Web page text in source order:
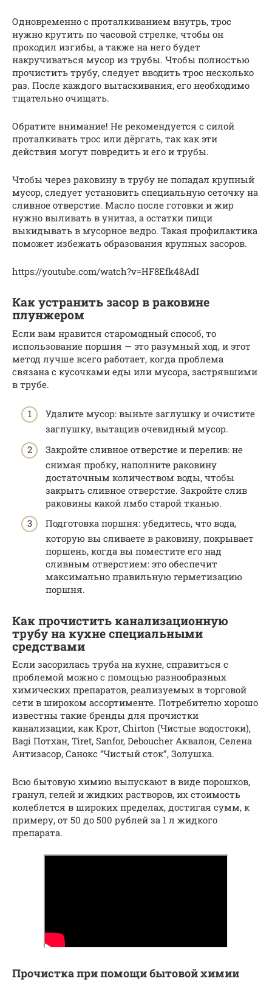
Одновременно с проталкиванием внутрь, трос
нужно крутить по часовой стрелке, чтобы он
проходил изгибы, а также на него будет
накручиваться мусор из трубы. Чтобы полностью
прочистить трубу, следует вводить трос несколько
раз. После каждого вытаскивания, его необходимо
тщательно очищать.
Обратите внимание! Не рекомендуется с силой
проталкивать трос или дёргать, так как эти
действия могут повредить и его и трубы.
Чтобы через раковину в трубу не попадал крупный
мусор, следует установить специальную сеточку на
сливное отверстие. Масло после готовки и жир
нужно выливать в унитаз, а остатки пищи
выкидывать в мусорное ведро. Такая профилактика
поможет избежать образования крупных засоров.
https://youtube.com/watch?v=HF8Efk48AdI
Как устранить засор в раковине
плунжером
Если вам нравится старомодный способ, то
использование поршня — это разумный ход, и этот
метод лучше всего работает, когда проблема
связана с кусочками еды или мусора, застрявшими
в трубе.
Удалите мусор: выньте заглушку и очистите
заглушку, вытащив очевидный мусор.
Закройте сливное отверстие и перелив: не
снимая пробку, наполните раковину
достаточным количеством воды, чтобы
закрыть сливное отверстие. Закройте слив
раковины какой лмбо старой тканью.
Подготовка поршня: убедитесь, что вода,
которую вы сливаете в раковину, покрывает
поршень, когда вы поместите его над
сливным отверстием: это обеспечит
максимально правильную герметизацию
поршня.
Как прочистить канализационную
трубу на кухне специальными
средствами
Если засорилась труба на кухне, справиться с
проблемой можно с помощью разнообразных
химических препаратов, реализуемых в торговой
сети в широком ассортименте. Потребителю хорошо
известны такие бренды для прочистки
канализации, как Крот, Chirton (Чистые водостоки),
Bagi Потхан, Tiret, Sanfor, Deboucher Аквалон, Селена
Антизасор, Санокс “Чистый сток”, Золушка.
Всю бытовую химию выпускают в виде порошков,
гранул, гелей и жидких растворов, их стоимость
колеблется в широких пределах, достигая сумм, к
примеру, от 50 до 500 рублей за 1 л жидкого
препарата.
Прочистка при помощи бытовой химии